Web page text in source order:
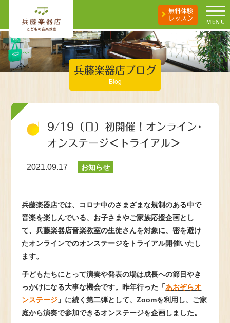
無料体験
レッスン
MENU
兵藤楽器店ブログ
Blog
9/19（日）初開催！オンライン･
オンステージ＜トライアル＞
2021.09.17 お知らせ
兵藤楽器店では、コロナ中のさまざまな規制のある中で
音楽を楽しんでいる、お子さまやご家族応援企画とし
て、兵藤楽器店音楽教室の生徒さんを対象に、密を避け
たオンラインでのオンステージをトライアル開催いたし
ます。
子どもたちにとって演奏や発表の場は成長への節目やき
っかけになる大事な機会です。昨年行った「あおぞらオ
ンステージ 」に続く第二弾として、Zoomを利用し、ご家
庭から演奏で参加できるオンステージを企画しました。